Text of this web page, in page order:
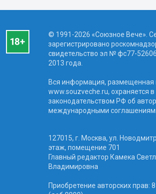
© 1991-2026 «Союзное Вече».
зарегистрировано
свидетельство эл № фc77-
2013 года.
Вся информация, размещенная
www.souzveche.ru, охраняется в
законодательством РФ об
международными
127015, г. Москва, ул.
этаж, помещение 701
Главный редактор Камека
Владимировна
Приобретение авторских прав: